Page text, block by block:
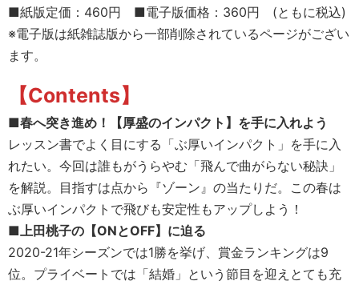
■紙版定価：460円 ■電子版価格：360円 (ともに税込)
※電子版は紙雑誌版から一部削除されているページがござい
ます。
【Contents】
■春へ突き進め！【厚盛のインパクト】を手に入れよう
レッスン書でよく目にする「ぶ厚いインパクト」を手に入
れたい。今回は誰もがうらやむ「飛んで曲がらない秘訣」
を解説。目指すは点から『ゾーン』の当たりだ。この春は
ぶ厚いインパクトで飛びも安定性もアップしよう！
■上田桃子の【ONとOFF】に迫る
2020-21年シーズンでは1勝を挙げ、賞金ランキングは9
位。プライベートでは「結婚」という節目を迎えとても充